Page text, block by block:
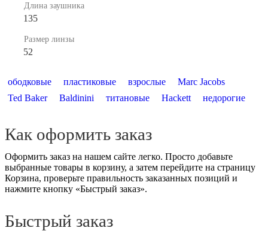
Длина заушника
135
Размер линзы
52
ободковые пластиковые взрослые
Marc Jacobs
Ted Baker
Baldinini титановые Hackett недорогие
Как оформить заказ
Оформить заказ на нашем сайте легко. Просто добавьте
выбранные товары в корзину, а затем перейдите на страницу
Корзина, проверьте правильность заказанных позиций и
нажмите кнопку «Быстрый заказ».
Быстрый заказ